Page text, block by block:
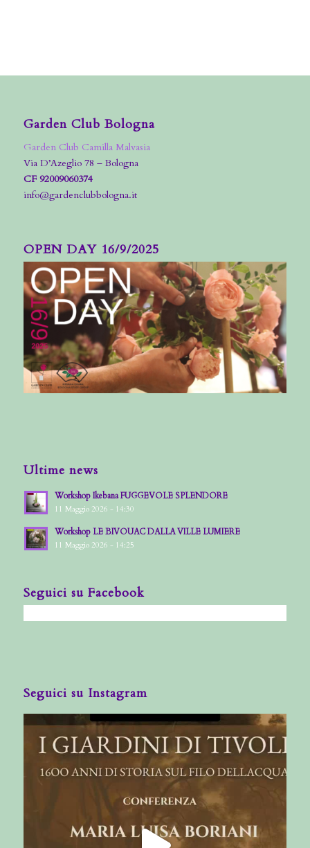
Garden Club Bologna
Garden Club Camilla Malvasia
Via D’Azeglio 78 – Bologna
CF 92009060374
info@gardenclubbologna.it
OPEN DAY 16/9/2025
Ultime news
Workshop Ikebana FUGGEVOLE SPLENDORE
11 Maggio 2026 - 14:30
Workshop LE BIVOUAC DALLA VILLE LUMIERE
11 Maggio 2026 - 14:25
Seguici su Facebook
Seguici su Instagram